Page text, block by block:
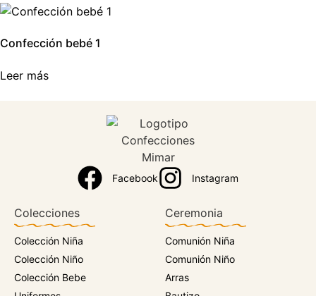
Confección bebé 1
Leer más
Facebook Instagram
Colecciones
Colección Niña
Colección Niño
Colección Bebe
Ceremonia
Comunión Niña
Comunión Niño
Arras